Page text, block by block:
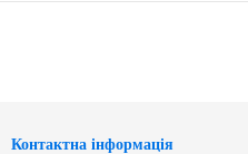
Контактна інформація